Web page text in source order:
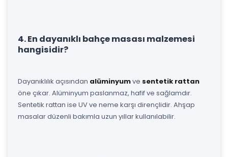
4. En dayanıklı bahçe masası malzemesi
hangisidir?
Dayanıklılık açısından alüminyumve sentetik rattan
öne çıkar. Alüminyum paslanmaz, hafif ve sağlamdır.
Sentetik rattan ise UV ve neme karşı dirençlidir. Ahşap
masalar düzenli bakımla uzun yıllar kullanılabilir.